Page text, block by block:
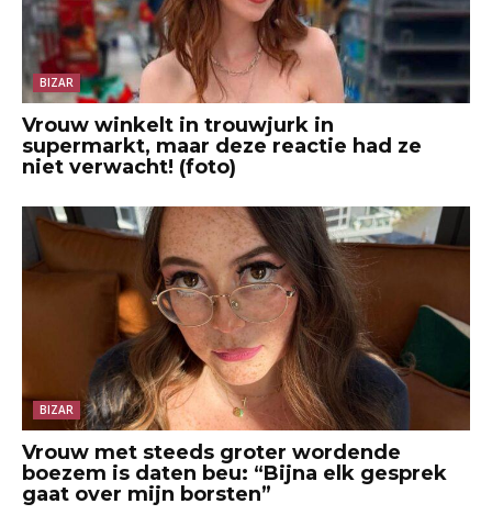
BIZAR
Vrouw winkelt in trouwjurk in
supermarkt, maar deze reactie had ze
niet verwacht! (foto)
BIZAR
Vrouw met steeds groter wordende
boezem is daten beu: “Bijna elk gesprek
gaat over mijn borsten”